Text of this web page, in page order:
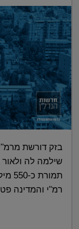
בזק דורשת
רמ"י והמדינה